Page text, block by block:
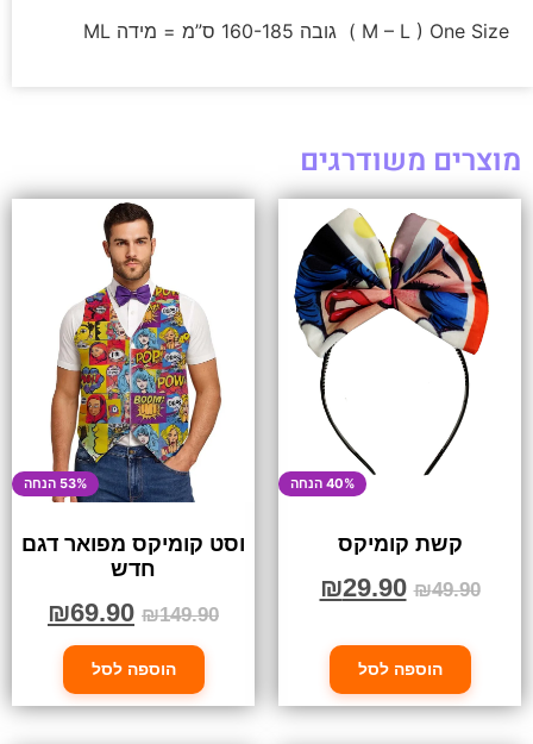
M – L ) One Size ) גובה 160-185 ס”מ = מידה ML
מוצרים משודרגים
40% הנחה
קשת קומיקס
₪49.90
₪29.90
הוספה לסל
53% הנחה
וסט קומיקס מפואר דגם
חדש
₪149.90
₪69.90
הוספה לסל